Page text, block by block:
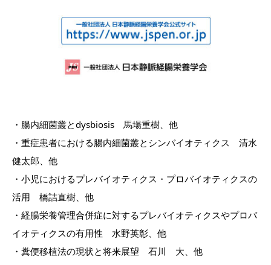
・腸内細菌叢とdysbiosis 馬場重樹、他
・重症患者における腸内細菌叢とシンバイオティクス 清水
健太郎、他
・小児におけるプレバイオティクス・プロバイオティクスの
活用 橋詰直樹、他
・経腸栄養管理合併症に対するプレバイオティクスやプロバ
イオティクスの有用性 水野英彰、他
・糞便移植法の現状と将来展望 石川 大、他